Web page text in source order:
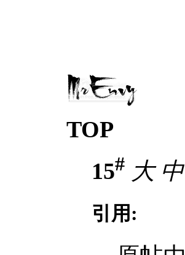
TOP
15# 大 中
引用: